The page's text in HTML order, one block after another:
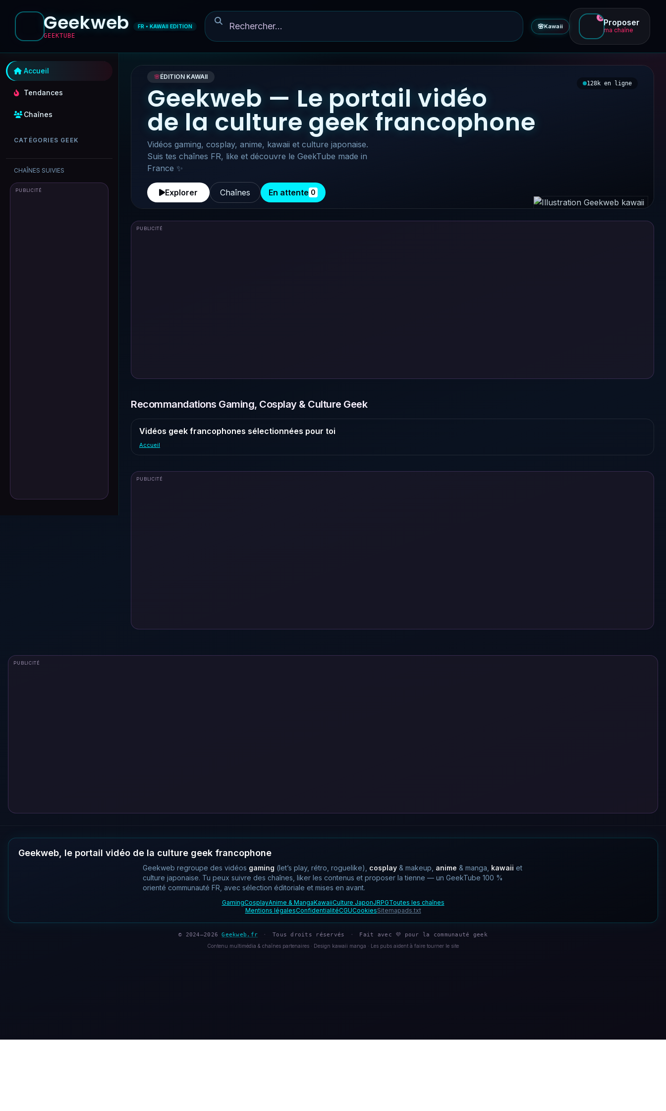
Geekweb
GEEKTUBE
FR • KAWAII EDITION 🌸Kawaii
0 Proposer
ma chaîne
Accueil
Tendances
Chaînes
CATÉGORIES GEEK
CHAÎNES SUIVIES
PUBLICITÉ
🌸ÉDITION KAWAII
Geekweb — Le portail vidéo
de la culture geek francophone
Vidéos gaming, cosplay, anime, kawaii et culture japonaise.
Suis tes chaînes FR, like et découvre le GeekTube made in
France ✨
Explorer Chaînes En attente 0
128k en ligne
PUBLICITÉ
Recommandations Gaming, Cosplay & Culture Geek
Vidéos geek francophones sélectionnées pour toi
Accueil
PUBLICITÉ
PUBLICITÉ
Geekweb, le portail vidéo de la culture geek francophone
Geekweb regroupe des vidéos gaming (let’s play, rétro, roguelike), cosplay & makeup, anime & manga, kawaii et
culture japonaise. Tu peux suivre des chaînes, liker les contenus et proposer la tienne — un GeekTube 100 %
orienté communauté FR, avec sélection éditoriale et mises en avant.
GamingCosplayAnime & MangaKawaiiCulture JaponJRPGToutes les chaînes
Mentions légalesConfidentialitéCGUCookiesSitemapads.txt
© 2024–2026Geekweb.fr · Tous droits réservés · Fait avec 💜 pour la communauté geek
Contenu multimédia & chaînes partenaires · Design kawaii manga · Les pubs aident à faire tourner le site